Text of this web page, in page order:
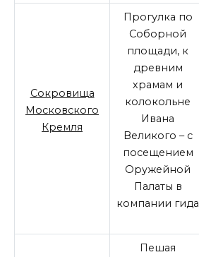
Сокровища
Московского
Кремля
Прогулка по
Соборной
площади, к
древним
храмам и
колокольне
Ивана
Великого – с
посещением
Оружейной
Палаты в
компании гида
Пешая